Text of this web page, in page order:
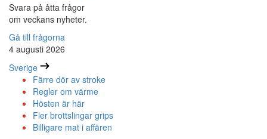
Svara på åtta frågor
om veckans nyheter.
Gå till frågorna
4 augusti 2026
Sverige
Färre dör av stroke
Regler om värme
Hösten är här
Fler brottslingar grips
Billigare mat i affären